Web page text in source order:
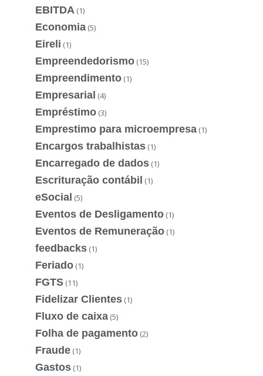
EBITDA (1)
Economia (5)
Eireli (1)
Empreendedorismo (15)
Empreendimento (1)
Empresarial (4)
Empréstimo (3)
Emprestimo para microempresa (1)
Encargos trabalhistas (1)
Encarregado de dados (1)
Escrituração contábil (1)
eSocial (5)
Eventos de Desligamento (1)
Eventos de Remuneração (1)
feedbacks (1)
Feriado (1)
FGTS (11)
Fidelizar Clientes (1)
Fluxo de caixa (5)
Folha de pagamento (2)
Fraude (1)
Gastos (1)